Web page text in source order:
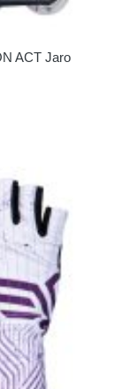
ACT Jaro